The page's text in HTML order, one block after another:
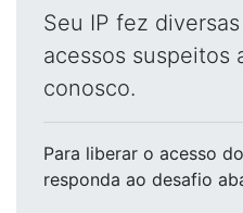
Seu IP fez
acessos suspeitos
conosco.
Para liberar o acesso
responda ao desafio